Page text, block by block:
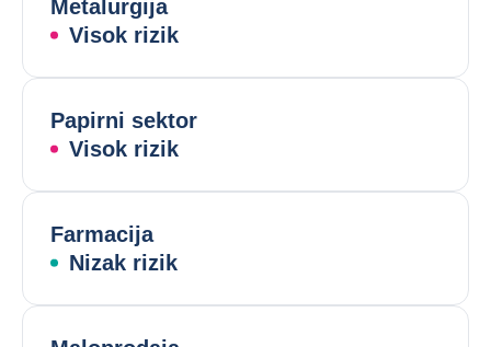
Metalurgija
Visok rizik
Papirni sektor
Visok rizik
Farmacija
Nizak rizik